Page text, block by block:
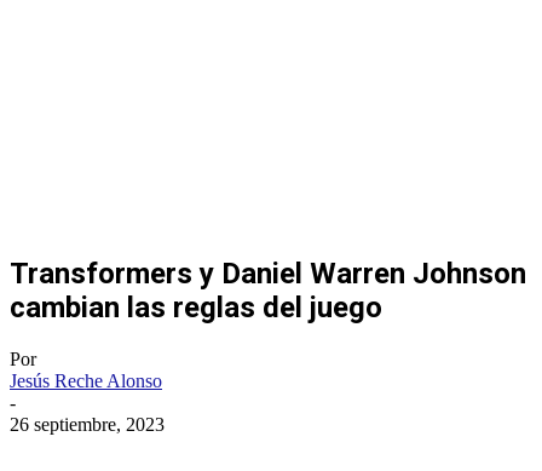
Transformers y Daniel Warren Johnson
cambian las reglas del juego
Por
Jesús Reche Alonso
-
26 septiembre, 2023